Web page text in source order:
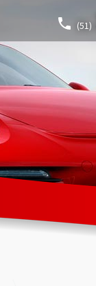
(51)